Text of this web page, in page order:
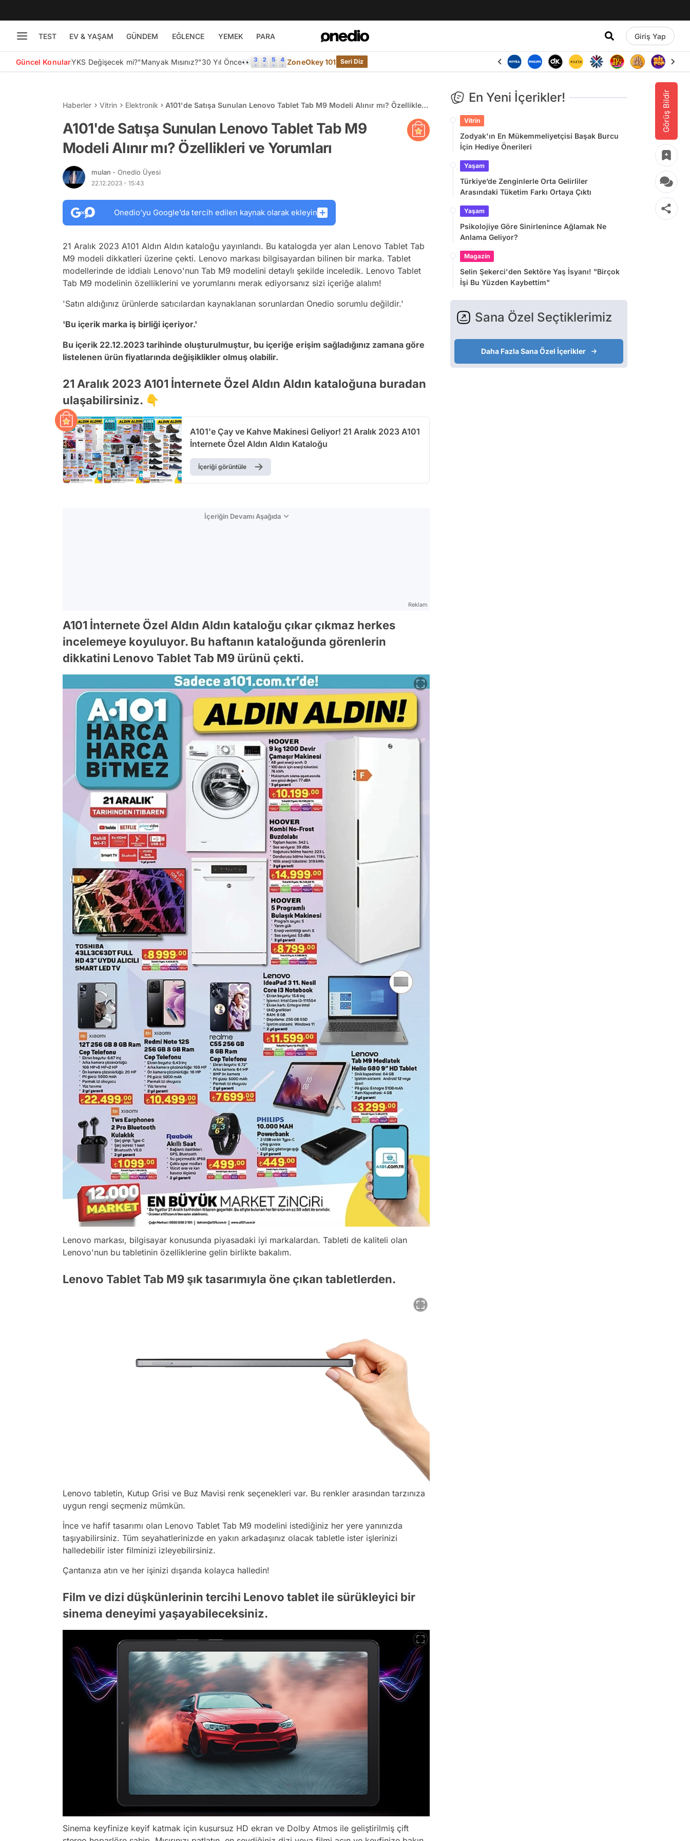
TEST EV & YAŞAM GÜNDEM EĞLENCE YEMEK PARA Giriş Yap
Güncel KonularYKS Değişecek mi?"Manyak Mısınız?"30 Yıl Önce👀 ZoneOkey 101 Seri Diz
Görüş Bildir
Haberler Vitrin Elektronik
A101'de Satışa Sunulan Lenovo Tablet Tab M9 Modeli Alınır mı? Özellikleri
A101'de Satışa Sunulan Lenovo Tablet Tab M9
Modeli Alınır mı? Özellikleri ve Yorumları
mulan - Onedio Üyesi
22.12.2023 - 15:43
Onedio’yu Google’da tercih edilen kaynak olarak ekleyin
21 Aralık 2023 A101 Aldın Aldın kataloğu yayınlandı. Bu katalogda yer alan Lenovo Tablet Tab
M9 modeli dikkatleri üzerine çekti. Lenovo markası bilgisayardan bilinen bir marka. Tablet
modellerinde de iddialı Lenovo'nun Tab M9 modelini detaylı şekilde inceledik. Lenovo Tablet
Tab M9 modelinin özelliklerini ve yorumlarını merak ediyorsanız sizi içeriğe alalım!
'Satın aldığınız ürünlerde satıcılardan kaynaklanan sorunlardan Onedio sorumlu değildir.'
'Bu içerik marka iş birliği içeriyor.'
Bu içerik 22.12.2023 tarihinde oluşturulmuştur, bu içeriğe erişim sağladığınız zamana göre
listelenen ürün fiyatlarında değişiklikler olmuş olabilir.
21 Aralık 2023 A101 İnternete Özel Aldın Aldın kataloğuna buradan
ulaşabilirsiniz. 👇
A101'e Çay ve Kahve Makinesi Geliyor! 21 Aralık 2023 A101
İnternete Özel Aldın Aldın Kataloğu
İçeriği görüntüle
İçeriğin Devamı Aşağıda
Reklam
A101 İnternete Özel Aldın Aldın kataloğu çıkar çıkmaz herkes
incelemeye koyuluyor. Bu haftanın kataloğunda görenlerin
dikkatini Lenovo Tablet Tab M9 ürünü çekti.
Lenovo markası, bilgisayar konusunda piyasadaki iyi markalardan. Tableti de kaliteli olan
Lenovo'nun bu tabletinin özelliklerine gelin birlikte bakalım.
Lenovo Tablet Tab M9 şık tasarımıyla öne çıkan tabletlerden.
Lenovo tabletin, Kutup Grisi ve Buz Mavisi renk seçenekleri var. Bu renkler arasından tarzınıza
uygun rengi seçmeniz mümkün.
İnce ve hafif tasarımı olan Lenovo Tablet Tab M9 modelini istediğiniz her yere yanınızda
taşıyabilirsiniz. Tüm seyahatlerinizde en yakın arkadaşınız olacak tabletle ister işlerinizi
halledebilir ister filminizi izleyebilirsiniz.
Çantanıza atın ve her işinizi dışarıda kolayca halledin!
Film ve dizi düşkünlerinin tercihi Lenovo tablet ile sürükleyici bir
sinema deneyimi yaşayabileceksiniz.
Sinema keyfinize keyif katmak için kusursuz HD ekran ve Dolby Atmos ile geliştirilmiş çift
En Yeni İçerikler!
Vitrin
Zodyak'ın En Mükemmeliyetçisi Başak Burcu
İçin Hediye Önerileri
Yaşam
Türkiye’de Zenginlerle Orta Gelirliler
Arasındaki Tüketim Farkı Ortaya Çıktı
Yaşam
Psikolojiye Göre Sinirlenince Ağlamak Ne
Anlama Geliyor?
Magazin
Selin Şekerci'den Sektöre Yaş İsyanı! "Birçok
İşi Bu Yüzden Kaybettim"
Sana Özel Seçtiklerimiz
Daha Fazla Sana Özel İçerikler